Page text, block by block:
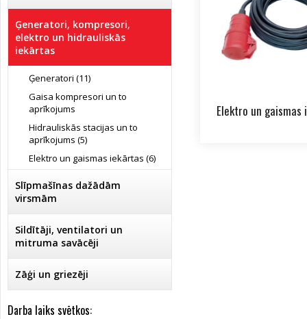
Ģeneratori, kompresori,
elektro un hidrauliskās
iekārtas
Ģeneratori (11)
Gaisa kompresori un to
aprīkojums
Hidrauliskās stacijas un to
aprīkojums (5)
Elektro un gaismas iekārtas (6)
Slīpmašīnas dažādām
virsmām
Sildītāji, ventilatori un
mitruma savācēji
Zāģi un griezēji
Darba laiks svētkos:
Elektro un